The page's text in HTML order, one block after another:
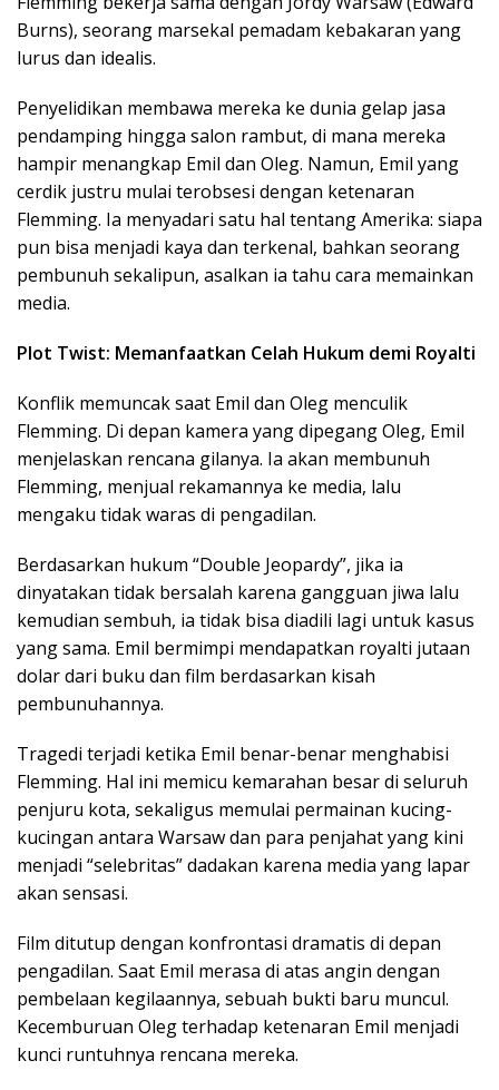
Burns), seorang marsekal pemadam kebakaran yang
lurus dan idealis.
Penyelidikan membawa mereka ke dunia gelap jasa
pendamping hingga salon rambut, di mana mereka
hampir menangkap Emil dan Oleg. Namun, Emil yang
cerdik justru mulai terobsesi dengan ketenaran
Flemming. Ia menyadari satu hal tentang Amerika: siapa
pun bisa menjadi kaya dan terkenal, bahkan seorang
pembunuh sekalipun, asalkan ia tahu cara memainkan
media.
Plot Twist: Memanfaatkan Celah Hukum demi Royalti
Konflik memuncak saat Emil dan Oleg menculik
Flemming. Di depan kamera yang dipegang Oleg, Emil
menjelaskan rencana gilanya. Ia akan membunuh
Flemming, menjual rekamannya ke media, lalu
mengaku tidak waras di pengadilan.
Berdasarkan hukum “Double Jeopardy”, jika ia
dinyatakan tidak bersalah karena gangguan jiwa lalu
kemudian sembuh, ia tidak bisa diadili lagi untuk kasus
yang sama. Emil bermimpi mendapatkan royalti jutaan
dolar dari buku dan film berdasarkan kisah
pembunuhannya.
Tragedi terjadi ketika Emil benar-benar menghabisi
Flemming. Hal ini memicu kemarahan besar di seluruh
penjuru kota, sekaligus memulai permainan kucing-
kucingan antara Warsaw dan para penjahat yang kini
menjadi “selebritas” dadakan karena media yang lapar
akan sensasi.
Film ditutup dengan konfrontasi dramatis di depan
pengadilan. Saat Emil merasa di atas angin dengan
pembelaan kegilaannya, sebuah bukti baru muncul.
Kecemburuan Oleg terhadap ketenaran Emil menjadi
kunci runtuhnya rencana mereka.